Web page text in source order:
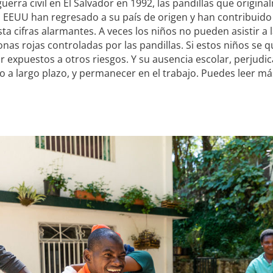
civil en El Salvador en 1992, las pandillas que
han regresado a su país de origen y han
cifras alarmantes. A veces los niños no pueden asistir a
rojas controladas por las pandillas. Si estos niños se
expuestos a otros riesgos. Y su ausencia escolar,
a largo plazo, y permanecer en el trabajo. Puedes leer